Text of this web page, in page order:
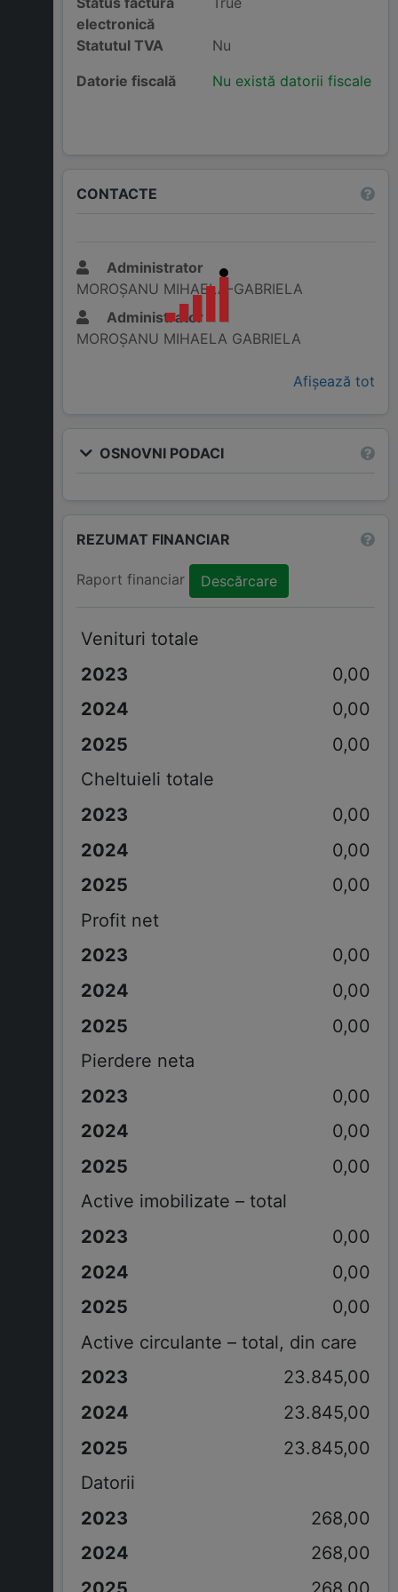
electronică
Statutul TVA
Nu
Datorie fiscală
Nu există datorii fiscale
CONTACTE
Administrator
MOROȘANU MIHAELA-GABRIELA
Administrator
MOROȘANU MIHAELA GABRIELA
Afișează tot
OSNOVNI PODACI
REZUMAT FINANCIAR
Raport financiar Descărcare
Venituri totale
0,00
0,00
0,00
Cheltuieli totale
0,00
0,00
0,00
Profit net
0,00
0,00
0,00
Pierdere neta
0,00
0,00
0,00
Active imobilizate – total
0,00
0,00
0,00
Active circulante – total, din care
23.845,00
23.845,00
23.845,00
Datorii
268,00
268,00